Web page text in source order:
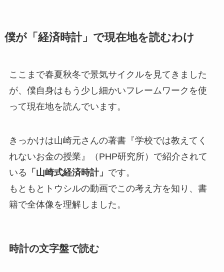
僕が「経済時計」で現在地を読むわけ
ここまで春夏秋冬で景気サイクルを見てきました
が、僕自身はもう少し細かいフレームワークを使
って現在地を読んでいます。
きっかけは山崎元さんの著書『学校では教えてく
れないお金の授業』（PHP研究所）で紹介されて
いる 「山崎式経済時計」 です。
もともとトウシルの動画でこの考え方を知り、書
籍で全体像を理解しました。
時計の文字盤で読む